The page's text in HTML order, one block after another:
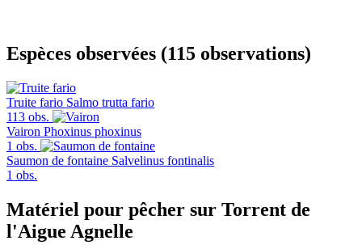
Espèces observées (115 observations)
Truite fario Salmo trutta fario
113 obs.
Vairon Phoxinus phoxinus
1 obs.
Saumon de fontaine Salvelinus fontinalis
1 obs.
Matériel pour pêcher sur Torrent de
l'Aigue Agnelle